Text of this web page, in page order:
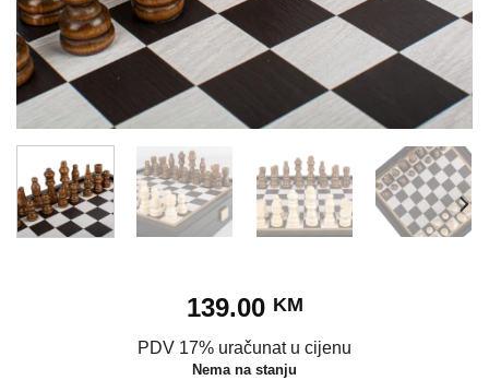
139.00 KM
PDV 17% uračunat u cijenu
Nema na stanju